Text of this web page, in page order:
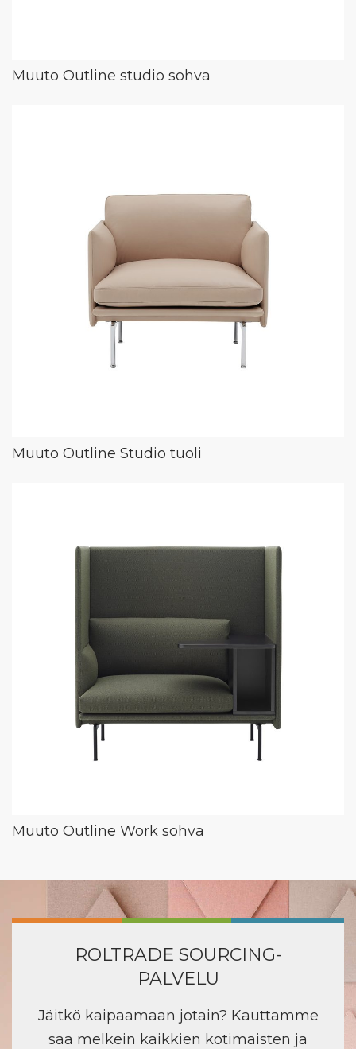
Muuto Outline studio sohva
Muuto Outline Studio tuoli
Muuto Outline Work sohva
ROLTRADE SOURCING-
PALVELU
Jäitkö kaipaamaan jotain? Kauttamme
saa melkein kaikkien kotimaisten ja